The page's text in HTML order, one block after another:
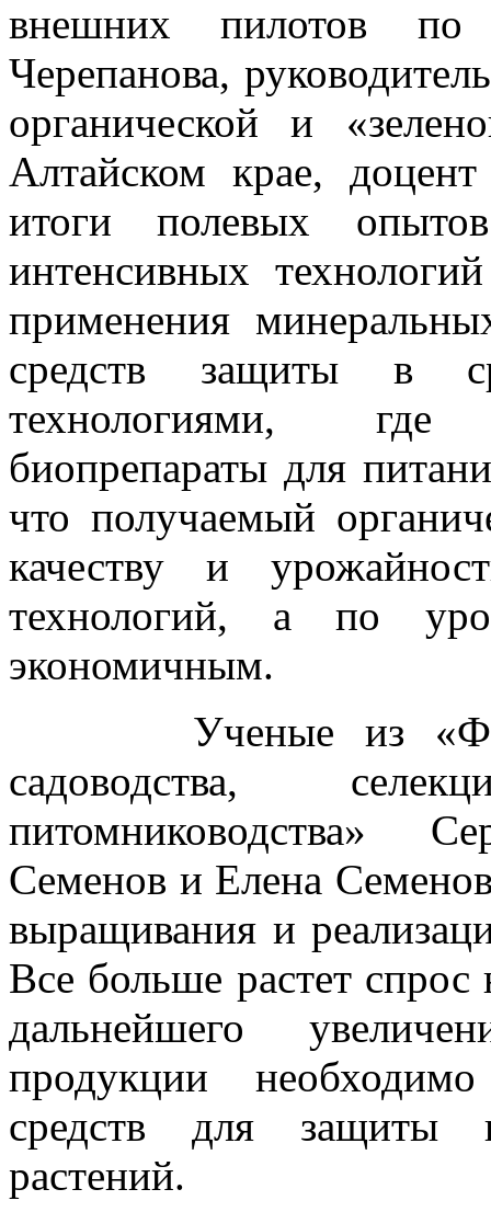
внешних пилотов
Черепанова,
органической и
Алтайском крае,
итоги полевых
интенсивных
применения
средств защиты в
технологиями, где
биопрепараты для
что получаемый
качеству и
технологий, а по
экономичным.
Ученые из
садоводства,
питомниководства»
Семенов и Елена
выращивания и
Все больше растет
дальнейшего
продукции
средств для защиты
растений.